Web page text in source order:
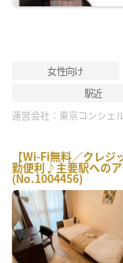
女性向け
駅近
運営会社： 東京コンシェ
【Wi-Fi無料／クレ
勤便利♪主要駅への
(No.1004456)